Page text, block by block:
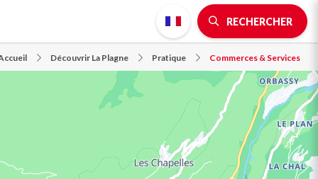
RECHERCHER
Découvrir La Plagne Pratique Commerces & Services